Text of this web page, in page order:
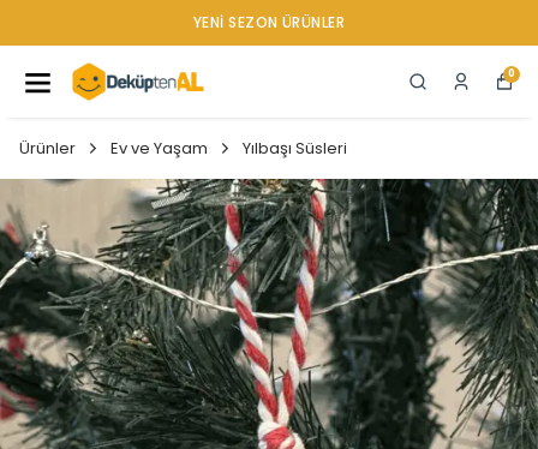
YENI SEZON ÜRÜNLER
0
Ürünler Ev ve Yaşam Yılbaşı Süsleri